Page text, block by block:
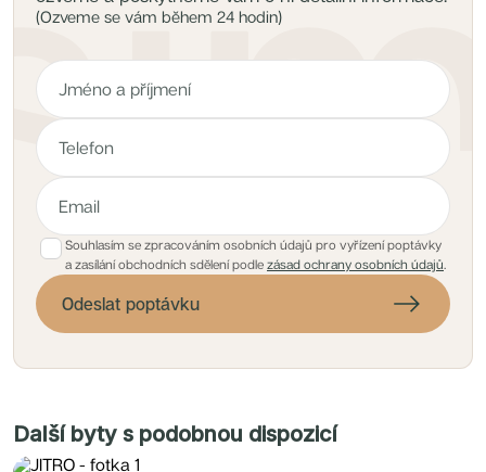
(Ozveme se vám během 24 hodin)
Souhlasím se zpracováním osobních údajů pro vyřízení poptávky
a zasílání obchodních sdělení podle zásad ochrany osobních údajů.
Odeslat poptávku
Další byty s podobnou dispozicí